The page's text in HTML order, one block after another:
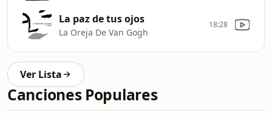
La paz de tus ojos
La Oreja De Van Gogh
18:28
Ver Lista
Canciones Populares